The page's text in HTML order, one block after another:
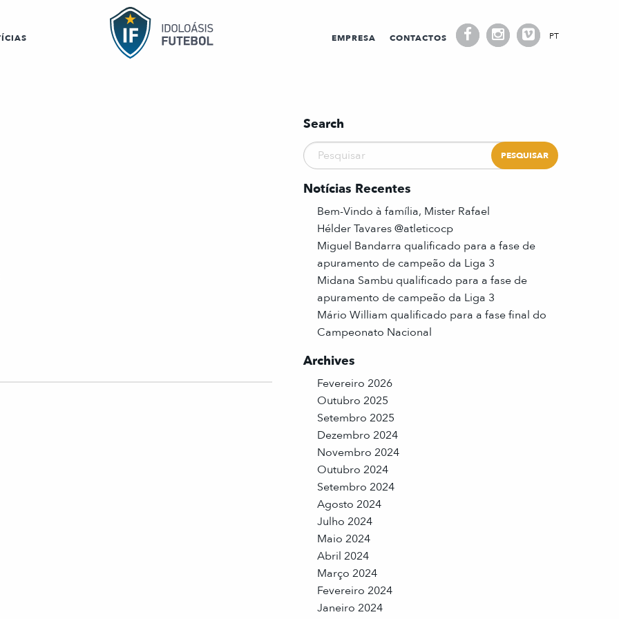
EMPRESA CONTACTOS PT
Search
Notícias Recentes
Bem-Vindo à família, Mister Rafael
Hélder Tavares @atleticocp
Miguel Bandarra qualificado para a fase de
apuramento de campeão da Liga 3
Midana Sambu qualificado para a fase de
apuramento de campeão da Liga 3
Mário William qualificado para a fase final do
Campeonato Nacional
Archives
Fevereiro 2026
Outubro 2025
Setembro 2025
Dezembro 2024
Novembro 2024
Outubro 2024
Setembro 2024
Agosto 2024
Julho 2024
Maio 2024
Abril 2024
Março 2024
Fevereiro 2024
Janeiro 2024